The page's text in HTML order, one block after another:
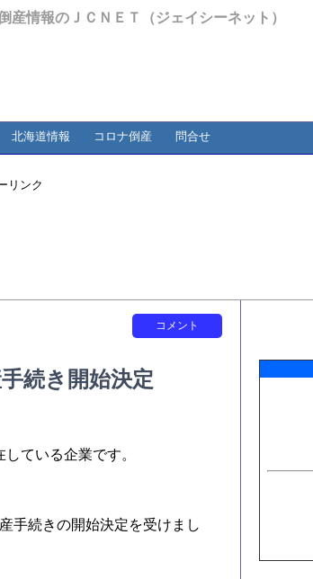
産情報のＪＣＮＥＴ（ジェイシーネット）
北海道情報 コロナ倒産 問合せ
リンク
コメント
続き開始決定
ている企業です。
手続きの開始決定を受けまし